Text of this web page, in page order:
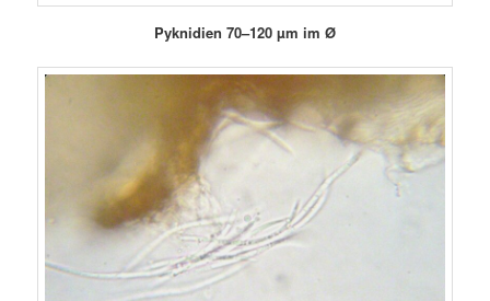
Pyknidien 70–120 µm im Ø